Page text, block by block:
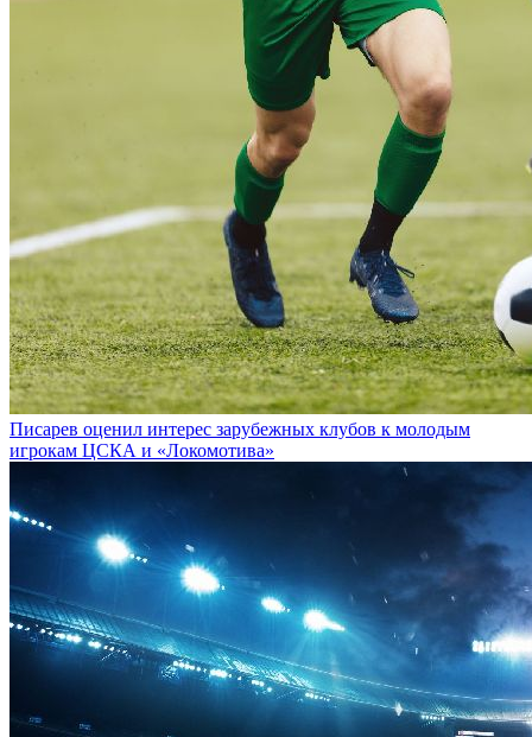
Писарев оценил интерес зарубежных клубов к молодым
игрокам ЦСКА и «Локомотива»